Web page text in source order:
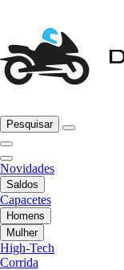
Pesquisar
Novidades
Saldos
Capacetes
Homens
Mulher
High-Tech
Corrida